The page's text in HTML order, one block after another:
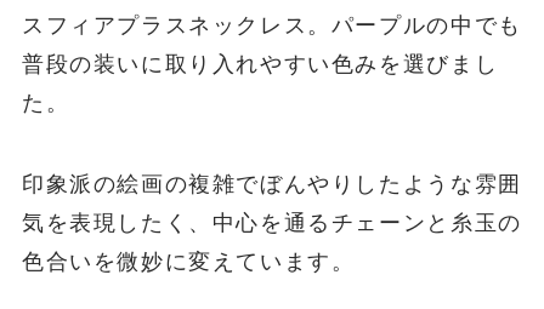
スフィアプラスネックレス。パープルの中でも
普段の装いに取り入れやすい色みを選びまし
た。
印象派の絵画の複雑でぼんやりしたような雰囲
気を表現したく、中心を通るチェーンと糸玉の
色合いを微妙に変えています。